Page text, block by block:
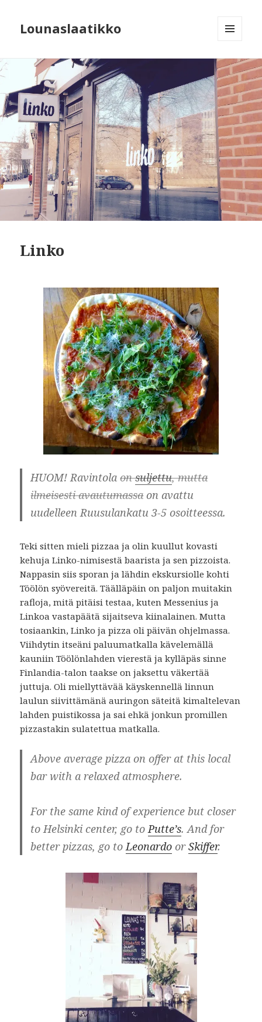
Lounaslaatikko
WIDGETS
Linko
HUOM! Ravintolaonsuljettu, mutta
ilmeisesti avautumassaon avattu
uudelleen Ruusulankatu 3-5 osoitteessa.
Teki sitten mieli pizzaa ja olin kuullut kovasti
kehuja Linko-nimisestä baarista ja sen pizzoista.
Nappasin siis sporan ja lähdin ekskursiolle kohti
Töölön syövereitä. Täälläpäin on paljon muitakin
rafloja, mitä pitäisi testaa, kuten Messenius ja
Linkoa vastapäätä sijaitseva kiinalainen. Mutta
tosiaankin, Linko ja pizza oli päivän ohjelmassa.
Viihdytin itseäni paluumatkalla kävelemällä
kauniin Töölönlahden vierestä ja kylläpäs sinne
Finlandia-talon taakse on jaksettu väkertää
juttuja. Oli miellyttävää käyskennellä linnun
laulun siivittämänä auringon säteitä kimaltelevan
lahden puistikossa ja sai ehkä jonkun promillen
pizzastakin sulatettua matkalla.
Above average pizza on offer at this local
bar with a relaxed atmosphere.
For the same kind of experience but closer
to Helsinki center, go toPutte’s. And for
better pizzas, go toLeonardo orSkiffer.